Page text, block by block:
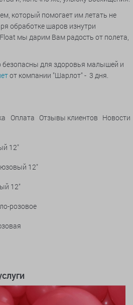
который помогает им летать не
обработке шаров изнутри
мы дарим Вам радость от полета,
безопасны для здоровья малышей и
от компании "Шарлот" - 3 дня.
Оплата Отзывы клиентов Новости
12"
12"
12"
розовое